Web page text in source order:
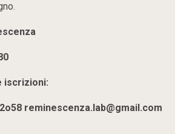
iscrizioni:
reminescenza.lab@gmail.com